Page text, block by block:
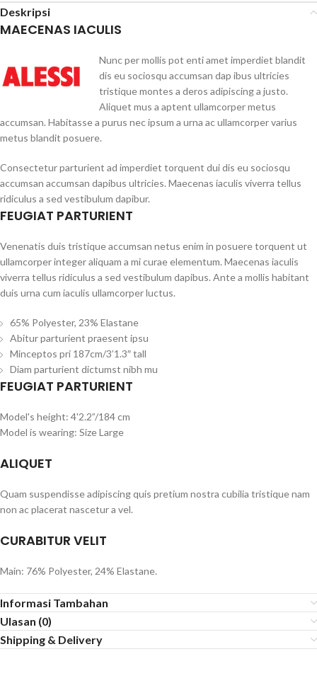
Deskripsi
MAECENAS IACULIS
Nunc per mollis pot enti amet imperdiet blandit
dis eu sociosqu accumsan dap ibus ultricies
tristique montes a deros adipiscing a justo.
Aliquet mus a aptent ullamcorper metus
accumsan. Habitasse a purus nec ipsum a urna ac ullamcorper varius
metus blandit posuere.
Consectetur parturient ad imperdiet torquent dui dis eu sociosqu
accumsan accumsan dapibus ultricies. Maecenas iaculis viverra tellus
ridiculus a sed vestibulum dapibur.
FEUGIAT PARTURIENT
Venenatis duis tristique accumsan netus enim in posuere torquent ut
ullamcorper integer aliquam a mi curae elementum. Maecenas iaculis
viverra tellus ridiculus a sed vestibulum dapibus. Ante a mollis habitant
duis urna cum iaculis ullamcorper luctus.
65% Polyester, 23% Elastane
Abitur parturient praesent ipsu
Minceptos pri 187cm/3’1.3″ tall
Diam parturient dictumst nibh mu
FEUGIAT PARTURIENT
Model's height: 4'2.2”/184 cm
Model is wearing: Size Large
ALIQUET
Quam suspendisse adipiscing quis pretium nostra cubilia tristique nam
non ac placerat nascetur a vel.
CURABITUR VELIT
Main: 76% Polyester, 24% Elastane.
Informasi Tambahan
Ulasan (0)
Shipping & Delivery